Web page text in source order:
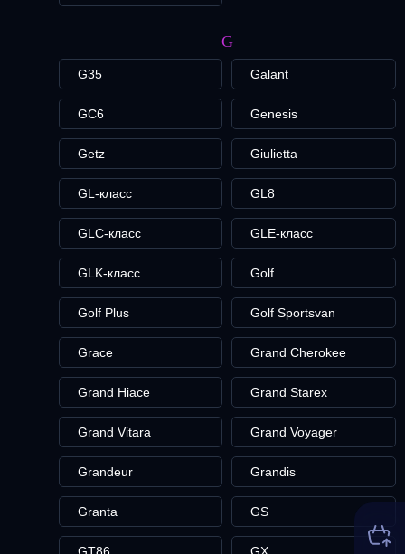
G
G35 Galant
GC6 Genesis
Getz Giulietta
GL-класс GL8
GLC-класс GLE-класс
GLK-класс Golf
Golf Plus Golf Sportsvan
Grace Grand Cherokee
Grand Hiace Grand Starex
Grand Vitara Grand Voyager
Grandeur Grandis
Granta GS